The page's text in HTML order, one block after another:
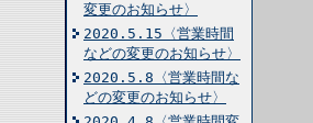
変更のお知らせ〉
2020.5.15〈営業時間
などの変更のお知らせ〉
2020.5.8〈営業時間な
どの変更のお知らせ〉